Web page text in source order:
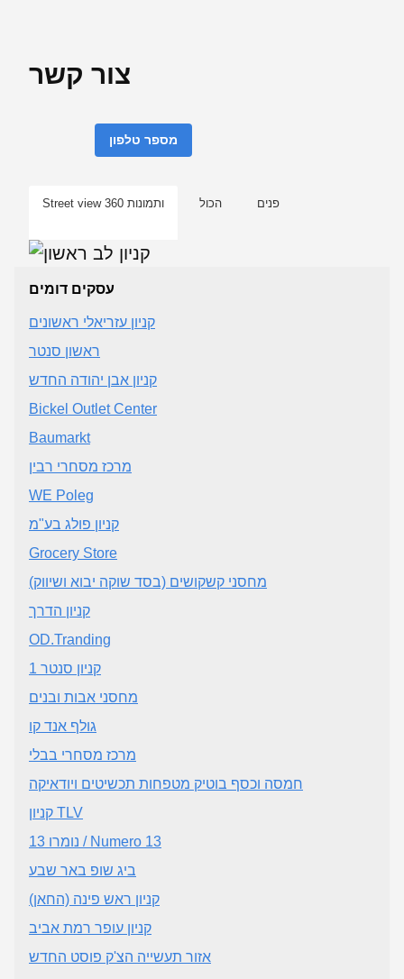
צור קשר
מספר טלפון
Street view ותמונות 360 הכול פנים
עסקים דומים
קניון עזריאלי ראשונים
ראשון סנטר
קניון אבן יהודה החדש
Bickel Outlet Center
Baumarkt
מרכז מסחרי רבין
WE Poleg
קניון פולג בע"מ
Grocery Store
מחסני קשקושים (בסד שוקה יבוא ושיווק)
קניון הדרך
OD.Tranding
קניון סנטר 1
מחסני אבות ובנים
גולף אנד קו
מרכז מסחרי בבלי
חמסה וכסף בוטיק מטפחות תכשיטים ויודאיקה
קניון TLV
נומרו 13 / Numero 13
ביג שופ באר שבע
קניון ראש פינה (החאן)
קניון עופר רמת אביב
אזור תעשייה הצ'ק פוסט החדש